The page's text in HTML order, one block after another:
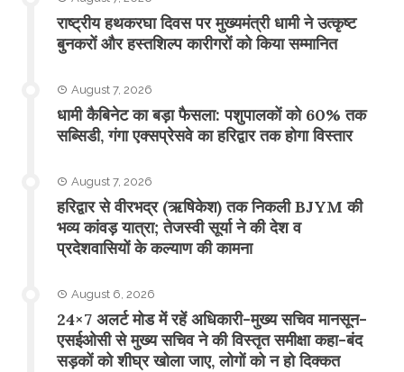
राष्ट्रीय हथकरघा दिवस पर मुख्यमंत्री धामी ने उत्कृष्ट
बुनकरों और हस्तशिल्प कारीगरों को किया सम्मानित
August 7, 2026
​धामी कैबिनेट का बड़ा फैसला: पशुपालकों को 60% तक
सब्सिडी, गंगा एक्सप्रेसवे का हरिद्वार तक होगा विस्तार
August 7, 2026
​हरिद्वार से वीरभद्र (ऋषिकेश) तक निकली BJYM की
भव्य कांवड़ यात्रा; तेजस्वी सूर्या ने की देश व
प्रदेशवासियों के कल्याण की कामना
August 6, 2026
24×7 अलर्ट मोड में रहें अधिकारी-मुख्य सचिव मानसून-
एसईओसी से मुख्य सचिव ने की विस्तृत समीक्षा कहा-बंद
सड़कों को शीघ्र खोला जाए, लोगों को न हो दिक्कत